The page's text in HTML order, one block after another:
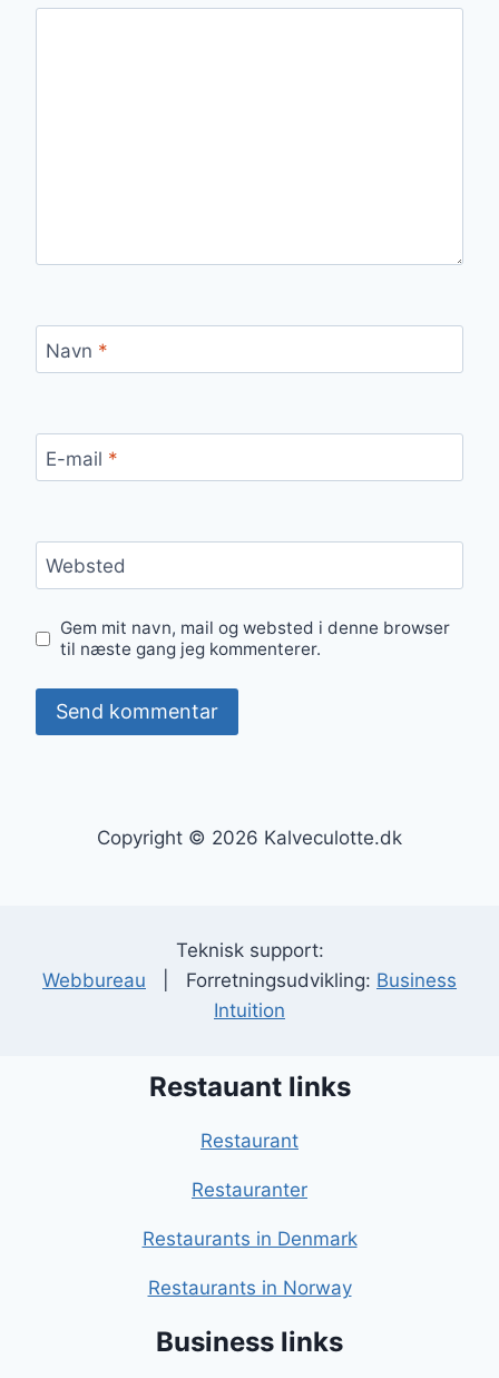
Navn *
E-mail *
Websted
Gem mit navn, mail og websted i denne browser
til næste gang jeg kommenterer.
Copyright © 2026 Kalveculotte.dk
Teknisk support:
Webbureau | Forretningsudvikling: Business
Intuition
Restauant links
Restaurant
Restauranter
Restaurants in Denmark
Restaurants in Norway
Business links